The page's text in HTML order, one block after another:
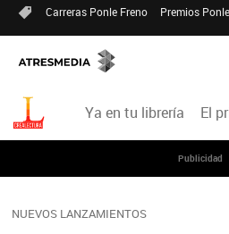
Carreras Ponle Freno Premios
Ya en tu librería El
Publicidad
NUEVOS LANZAMIENTOS